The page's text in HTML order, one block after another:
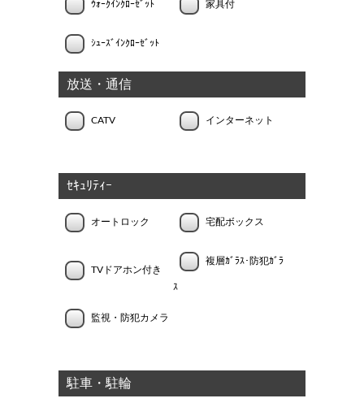
ｳｫｰｸｲﾝｸﾛｰｾﾞｯﾄ 家具付
ｼｭｰｽﾞｲﾝｸﾛｰｾﾞｯﾄ
放送・通信
CATV インターネット
ｾｷｭﾘﾃｨｰ
オートロック 宅配ボックス
TVドアホン付き
複層ｶﾞﾗｽ･防犯ｶﾞﾗ
ｽ
監視・防犯カメラ
駐車・駐輪